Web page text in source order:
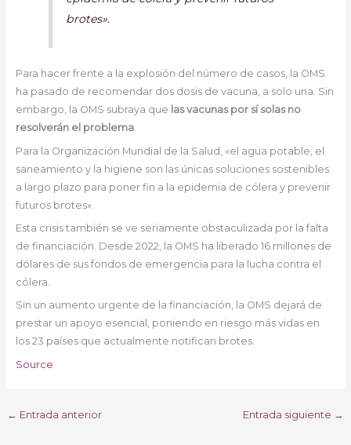
brotes».
Para hacer frente a la explosión del número de casos, la OMS
ha pasado de recomendar dos dosis de vacuna, a solo una. Sin
embargo, la OMS subraya que las vacunas por sí solas no
resolverán el problema.
Para la Organización Mundial de la Salud, «el agua potable, el
saneamiento y la higiene son las únicas soluciones sostenibles
a largo plazo para poner fin a la epidemia de cólera y prevenir
futuros brotes».
Esta crisis también se ve seriamente obstaculizada por la falta
de financiación. Desde 2022, la OMS ha liberado 16 millones de
dólares de sus fondos de emergencia para la lucha contra el
cólera.
Sin un aumento urgente de la financiación, la OMS dejará de
prestar un apoyo esencial, poniendo en riesgo más vidas en
los 23 países que actualmente notifican brotes.
Source
← Entrada anterior Entrada siguiente →